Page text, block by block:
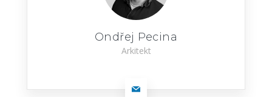
Ondřej Pecina
Arkitekt